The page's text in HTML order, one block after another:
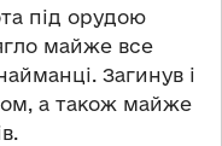
під орудою
майже все
Загинув і
а також майже